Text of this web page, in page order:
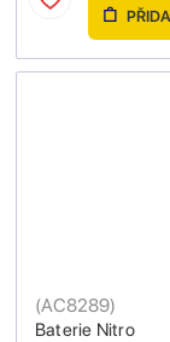
Baterie Nitro
(AC8289)